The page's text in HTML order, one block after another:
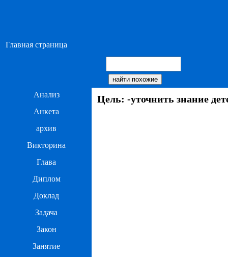
Главная страница
Анализ
Анкета
архив
Викторина
Глава
Диплом
Доклад
Задача
Закон
Занятие
Цель: -уточнить знание